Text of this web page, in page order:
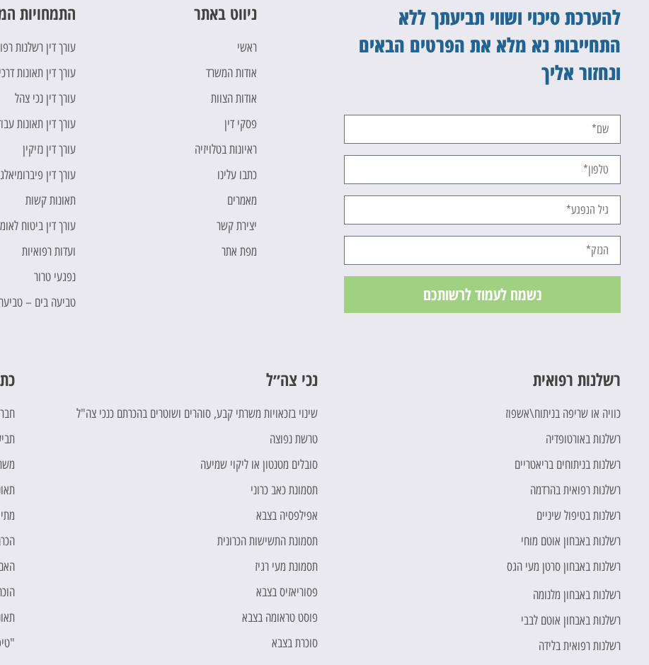
להערכת סיכוי ושווי תביעתך ללא
התחייבות נא מלא את הפרטים הבאים
ונחזור אליך
נשמח לעמוד לרשותכם
ניווט באתר
ראשי
אודות המשרד
אודות הצוות
פסקי דין
ראיונות בטלויזיה
כתבו עלינו
מאמרים
יצירת קשר
מפת אתר
התמחויות
עורך דין רשלנות
עורך דין תאונות
עורך דין נכי צהל
עורך דין תאונות
עורך דין נזיקין
עורך דין
תאונות קשות
עורך דין ביטוח
ועדות רפואיות
נפגעי טרור
טביעה בים –
רשלנות רפואית
כוויה או שריפה בניתוח\אשפוז
רשלנות באורטופדיה
רשלנות בניתוחים בריאטריים
רשלנות רפואית בהרדמה
רשלנות בטיפול שיניים
רשלנות באבחון אוטם מוחי
רשלנות באבחון סרטן מעי הגס
רשלנות באבחון מלנומה
רשלנות באבחון אוטם לבבי
רשלנות רפואית בלידה
נכי צה״ל
שינוי בזכאויות משרתי קבע, סוהרים ושוטרים בהכרתם כנכי צה"ל
טרשת נפוצה
סובלים מטנטון או ליקוי שמיעה
תסמונת כאב כרוני
אפילפסיה בצבא
תסמונת התשישות הכרונית
תסמונת מעי רגיז
פסוריאזיס בצבא
פוסט טראומה בצבא
סוכרת בצבא